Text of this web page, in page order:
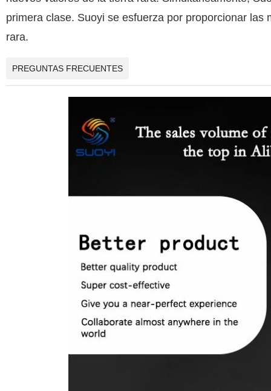
primera clase. Suoyi se esfuerza por proporcionar
rara.
PREGUNTAS FRECUENTES